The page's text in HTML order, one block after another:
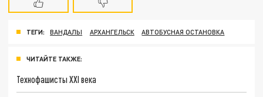
ТЕГИ: ВАНДАЛЫ АРХАНГЕЛЬСК АВТОБУСНАЯ ОСТАНОВКА
ЧИТАЙТЕ ТАКЖЕ:
Технофашисты XXI века